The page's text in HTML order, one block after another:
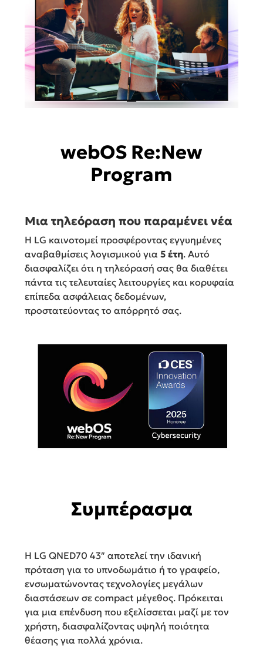
webOS Re:New
Program
Μια τηλεόραση που παραμένει νέα
Η LG καινοτομεί προσφέροντας εγγυημένες
αναβαθμίσεις λογισμικού για 5 έτη. Αυτό
διασφαλίζει ότι η τηλεόρασή σας θα διαθέτει
πάντα τις τελευταίες λειτουργίες και κορυφαία
επίπεδα ασφάλειας δεδομένων,
προστατεύοντας το απόρρητό σας.
Συμπέρασμα
Η LG QNED70 43″ αποτελεί την ιδανική
πρόταση για το υπνοδωμάτιο ή το γραφείο,
ενσωματώνοντας τεχνολογίες μεγάλων
διαστάσεων σε compact μέγεθος. Πρόκειται
για μια επένδυση που εξελίσσεται μαζί με τον
χρήστη, διασφαλίζοντας υψηλή ποιότητα
θέασης για πολλά χρόνια.